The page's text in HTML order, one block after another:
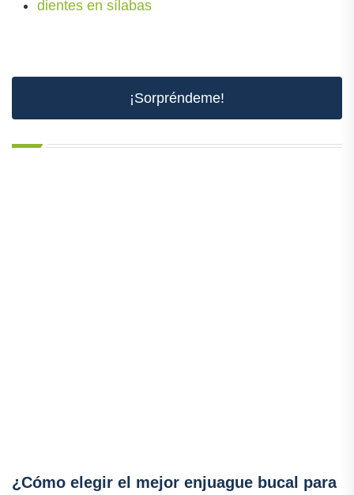
dientes en sílabas
¡Sorpréndeme!
¿Cómo elegir el mejor enjuague bucal para